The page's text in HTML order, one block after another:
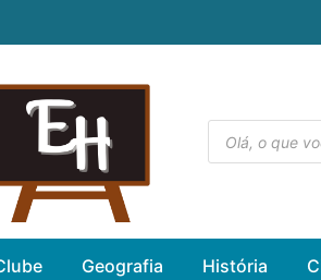
Geografia História